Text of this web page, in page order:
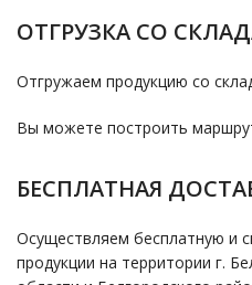
ОТГРУЗКА СО
Отгружаем продукцию со
Вы можете построить
БЕСПЛАТНАЯ
Осуществляем бесплатную и
продукции на территории г.